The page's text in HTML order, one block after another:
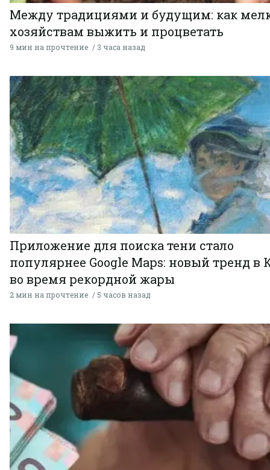
Между традициями и будущим: как
хозяйствам выжить и процветать
9 мин на прочтение 3 часа назад
Приложение для поиска тени стало
популярнее Google Maps: новый тренд в
во время рекордной жары
2 мин на прочтение 5 часов назад